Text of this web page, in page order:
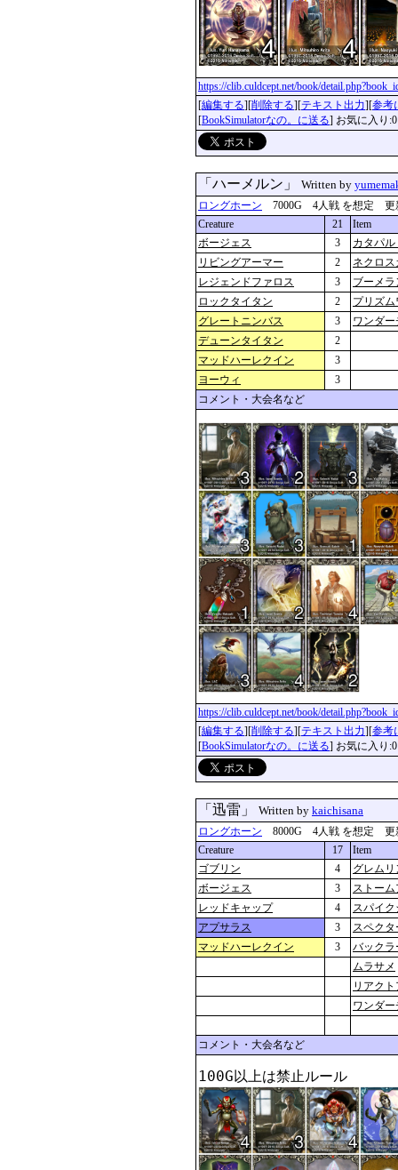
https://clib.culdcept.net/book/
[編集する][削除する][テキスト出力][参考
[BookSimulatorなの。に送る] お気に入り:0
「ハーメルン」 Written by
ロングホーン 7000G 4人戦 を想定 更新
Creature
21
Item
ボージェス
3
カタパル
リビングアーマー
2
ネクロ
レジェンドファロス
3
ブーメラ
ロックタイタン
2
プリズ
グレートニンバス
3
ワンダ
デューンタイタン
2
マッドハーレクイン
3
ヨーウィ
3
コメント・大会名など
https://clib.culdcept.net/book/
[編集する][削除する][テキスト出力][参考
[BookSimulatorなの。に送る] お気に入り:0
「迅雷」 Written by kaichisana
ロングホーン 8000G 4人戦 を想定 更新
Creature
17
Item
ゴブリン
4
グレム
ボージェス
3
ストー
レッドキャップ
4
スパイ
アプサラス
3
スペク
マッドハーレクイン
3
バックラ
ムラサメ
リアク
ワンダ
コメント・大会名など
100G以上は禁止ルール